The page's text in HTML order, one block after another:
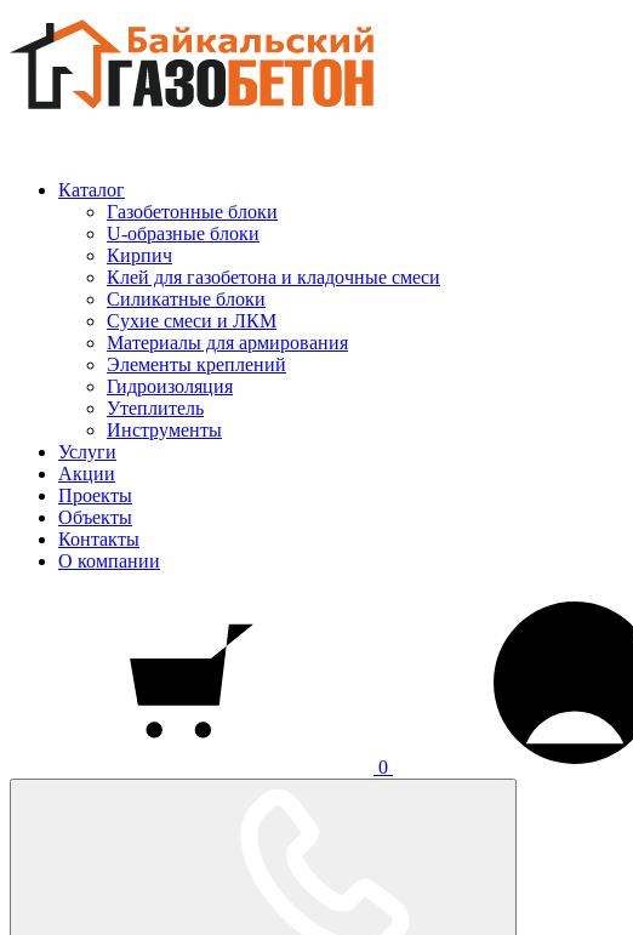
Каталог
Газобетонные блоки
U-образные блоки
Кирпич
Клей для газобетона и кладочные смеси
Силикатные блоки
Сухие смеси и ЛКМ
Материалы для армирования
Элементы креплений
Гидроизоляция
Утеплитель
Инструменты
Услуги
Акции
Проекты
Объекты
Контакты
О компании
0